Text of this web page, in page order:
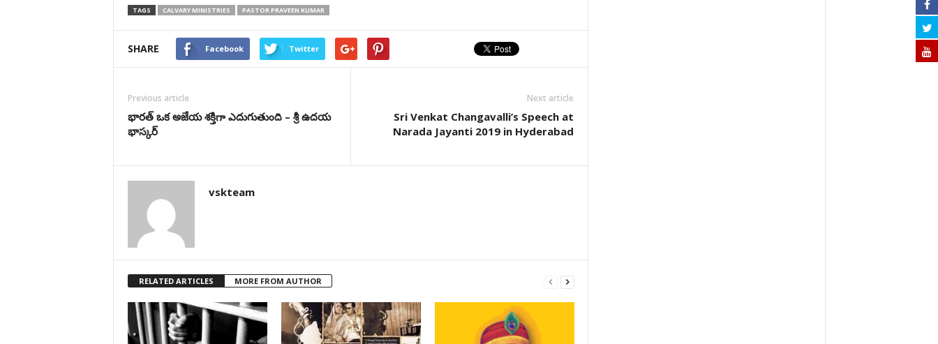
TAGS CALVARY MINISTRIES PASTOR PRAVEEN KUMAR
SHARE Facebook Twitter
Previous article
భారత్ ఒక అజేయ శక్తిగా ఎదుగుతుంది – శ్రీ ఉదయ
భాస్కర్
Next article
Sri Venkat Changavalli’s Speech at
Narada Jayanti 2019 in Hyderabad
vskteam
RELATED ARTICLES MORE FROM AUTHOR